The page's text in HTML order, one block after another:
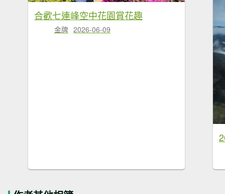
合歡七連峰空中花園賞花趣
金牌 2026-06-09